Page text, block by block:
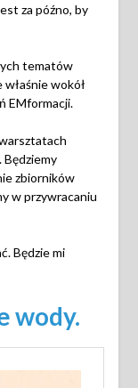
za późno, by
tematów
właśnie wokół
EMformacji.
zbiorników
w przywracaniu
Będzie mi
wody.